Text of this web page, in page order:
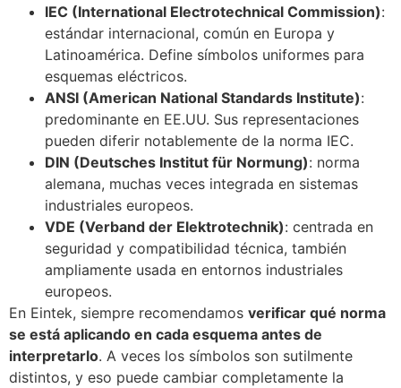
IEC (International Electrotechnical Commission):
estándar internacional, común en Europa y
Latinoamérica. Define símbolos uniformes para
esquemas eléctricos.
ANSI (American National Standards Institute):
predominante en EE.UU. Sus representaciones
pueden diferir notablemente de la norma IEC.
DIN (Deutsches Institut für Normung): norma
alemana, muchas veces integrada en sistemas
industriales europeos.
VDE (Verband der Elektrotechnik): centrada en
seguridad y compatibilidad técnica, también
ampliamente usada en entornos industriales
europeos.
En Eintek, siempre recomendamos verificar qué norma
se está aplicando en cada esquema antes de
interpretarlo. A veces los símbolos son sutilmente
distintos, y eso puede cambiar completamente la